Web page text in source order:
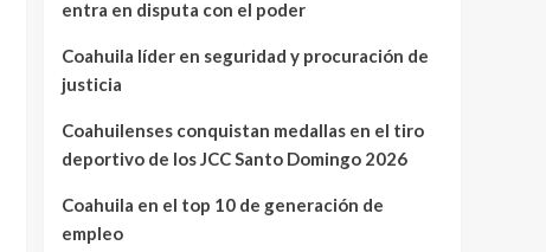
entra en disputa con el poder
Coahuila líder en seguridad y procuración de
justicia
Coahuilenses conquistan medallas en el tiro
deportivo de los JCC Santo Domingo 2026
Coahuila en el top 10 de generación de
empleo